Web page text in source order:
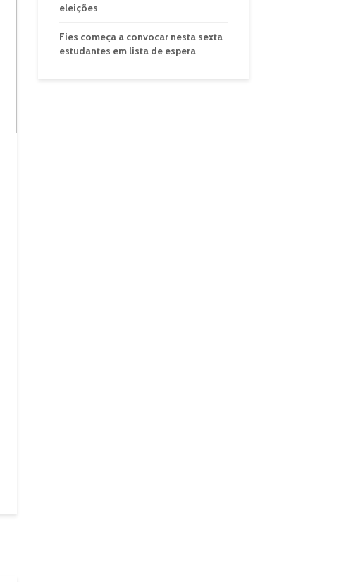
eleições
Fies começa a convocar nesta sexta
estudantes em lista de espera